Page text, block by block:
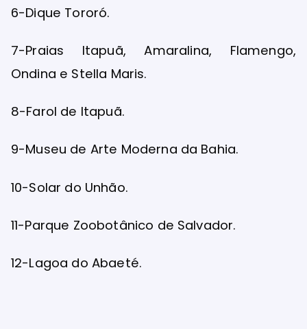
6-Dique Tororó.
7-Praias Itapuã, Amaralina, Flamengo,
Ondina e Stella Maris.
8-Farol de Itapuã.
9-Museu de Arte Moderna da Bahia.
10-Solar do Unhão.
11-Parque Zoobotânico de Salvador.
12-Lagoa do Abaeté.